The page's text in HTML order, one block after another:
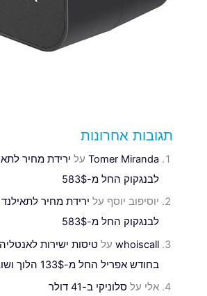
תגובות אחרונות
Tomer Miranda על ירידת מחיר
לבנגקוק החל מ-583$
יוסיפוב יוסף על ירידת מחיר
לבנגקוק החל מ-583$
whoiscall על טיסות ישירות
בחודש אפריל החל מ-133$ הלוך ושוב
אלי על סלוניקי ב-41 דולר